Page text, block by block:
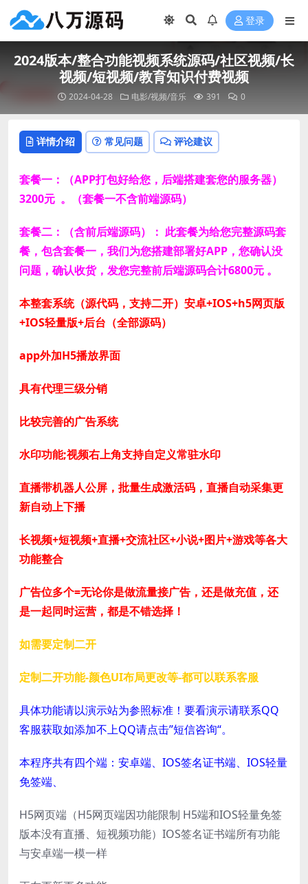
登录
2024版本/整合功能视频系统源码/社区视频/长
视频/短视频/教育知识付费视频
2024-04-28 电影/视频/音乐 391 0
详情介绍 常见问题 评论建议
套餐一：（APP打包好给您，后端搭建套您的服务器）
3200元 。（套餐一不含前端源码）
套餐二：（含前后端源码）： 此套餐为给您完整源码套
餐，包含套餐一，我们为您搭建部署好APP，您确认没
问题，确认收货，发您完整前后端源码合计6800元 。
本整套系统（源代码，支持二开）安卓+IOS+h5网页版
+IOS轻量版+后台（全部源码）
app外加H5播放界面
具有代理三级分销
比较完善的广告系统
水印功能;视频右上角支持自定义常驻水印
直播带机器人公屏，批量生成激活码，直播自动采集更
新自动上下播
长视频+短视频+直播+交流社区+小说+图片+游戏等各大
功能整合
广告位多个=无论你是做流量接广告，还是做充值，还
是一起同时运营，都是不错选择！
如需要定制二开
定制二开功能-颜色UI布局更改等-都可以联系客服
具体功能请以演示站为参照标准！要看演示请联系QQ
客服获取如添加不上QQ请点击”短信咨询“。
本程序共有四个端：安卓端、IOS签名证书端、IOS轻量
免签端、
H5网页端（H5网页端因功能限制 H5端和IOS轻量免签
版本没有直播、短视频功能）IOS签名证书端所有功能
与安卓端一模一样